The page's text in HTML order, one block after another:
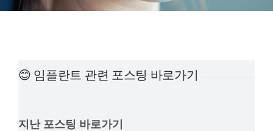
😊 임플란트 관련 포스팅 바로가기
지난 포스팅 바로가기